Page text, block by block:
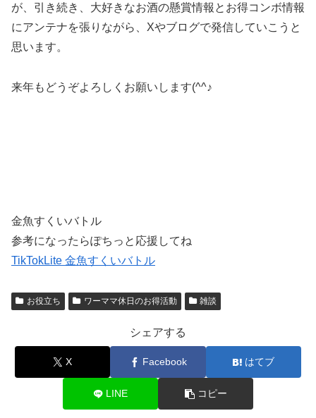
が、引き続き、大好きなお酒の懸賞情報とお得コンボ情報
にアンテナを張りながら、Xやブログで発信していこうと
思います。
来年もどうぞよろしくお願いします(^^♪
金魚すくいバトル
参考になったらぽちっと応援してね
TikTokLite 金魚すくいバトル
お役立ち ワーママ休日のお得活動 雑談
シェアする
X Facebook はてブ
LINE コピー